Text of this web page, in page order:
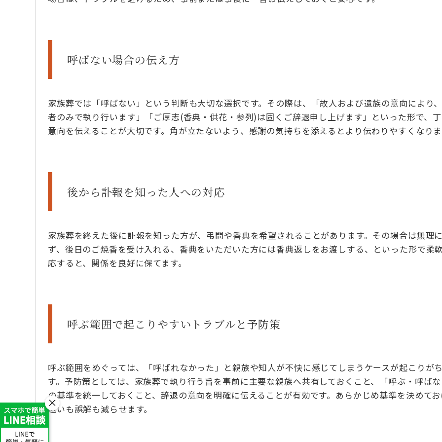
×
呼ばない場合の伝え方
家族葬では「呼ばない」という判断も大切な選択です。その際は、「故人および遺族の意向により
者のみで執り行います」「ご厚志(香典・供花・参列)は固くご辞退申し上げます」といった形で、
意向を伝えることが大切です。角が立たないよう、感謝の気持ちを添えるとより伝わりやすくなりま
後から訃報を知った人への対応
家族葬を終えた後に訃報を知った方が、弔問や香典を希望されることがあります。その場合は無理
ず、後日のご焼香を受け入れる、香典をいただいた方には香典返しをお渡しする、といった形で柔
応すると、関係を良好に保てます。
呼ぶ範囲で起こりやすいトラブルと予防策
呼ぶ範囲をめぐっては、「呼ばれなかった」と親族や知人が不快に感じてしまうケースが起こりが
す。予防策としては、家族葬で執り行う旨を事前に主要な親族へ共有しておくこと、「呼ぶ・呼ばな
の基準を統一しておくこと、辞退の意向を明確に伝えることが有効です。あらかじめ基準を決めてお
迷いも誤解も減らせます。